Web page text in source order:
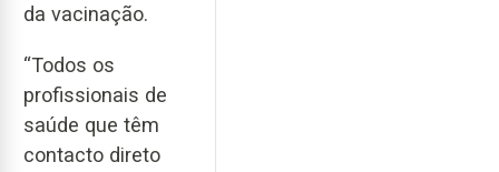
da vacinação.
“Todos os
profissionais de
saúde que têm
contacto direto